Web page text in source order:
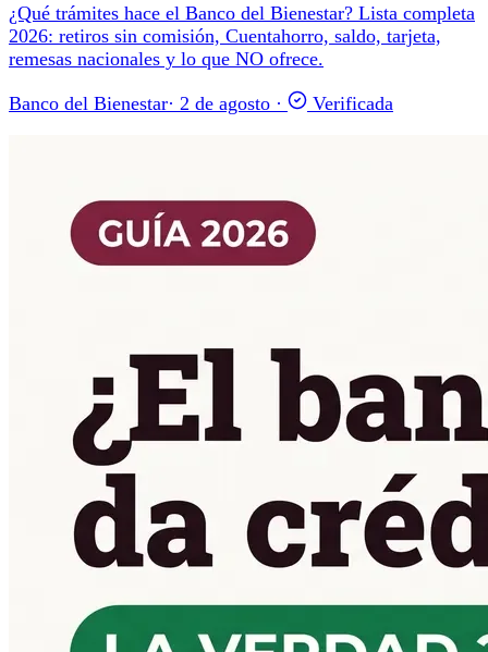
¿Qué trámites hace el Banco del Bienestar? Lista completa
2026: retiros sin comisión, Cuentahorro, saldo, tarjeta,
remesas nacionales y lo que NO ofrece.
Banco del Bienestar· 2 de agosto · Verificada